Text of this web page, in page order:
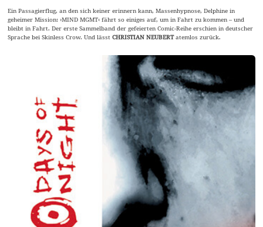
Ein Passagierflug, an den sich keiner erinnern kann, Massenhypnose, Delphine in
geheimer Mission: ›MIND MGMT‹ fährt so einiges auf, um in Fahrt zu kommen – und
bleibt in Fahrt. Der erste Sammelband der gefeierten Comic-Reihe erschien in deutscher
Sprache bei Skinless Crow. Und lässtCHRISTIAN NEUBERTatemlos zurück.